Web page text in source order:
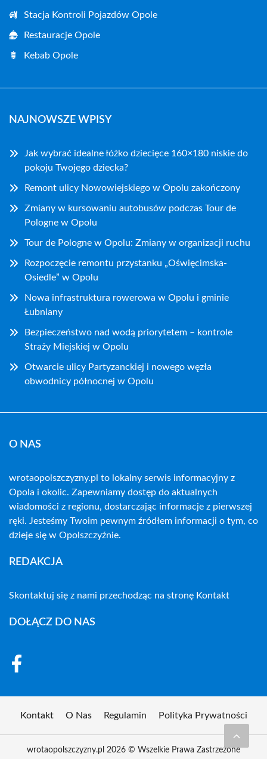
Stacja Kontroli Pojazdów Opole
Restauracje Opole
Kebab Opole
NAJNOWSZE WPISY
Jak wybrać idealne łóżko dziecięce 160×180 niskie do
pokoju Twojego dziecka?
Remont ulicy Nowowiejskiego w Opolu zakończony
Zmiany w kursowaniu autobusów podczas Tour de
Pologne w Opolu
Tour de Pologne w Opolu: Zmiany w organizacji ruchu
Rozpoczęcie remontu przystanku „Oświęcimska-
Osiedle” w Opolu
Nowa infrastruktura rowerowa w Opolu i gminie
Łubniany
Bezpieczeństwo nad wodą priorytetem – kontrole
Straży Miejskiej w Opolu
Otwarcie ulicy Partyzanckiej i nowego węzła
obwodnicy północnej w Opolu
O NAS
wrotaopolszczyzny.pl to lokalny serwis informacyjny z
Opola i okolic. Zapewniamy dostęp do aktualnych
wiadomości z regionu, dostarczając informacje z pierwszej
ręki. Jesteśmy Twoim pewnym źródłem informacji o tym, co
dzieje się w Opolszczyźnie.
REDAKCJA
Skontaktuj się z nami przechodząc na stronę Kontakt
DOŁĄCZ DO NAS
Kontakt O Nas Regulamin Polityka Prywatności
wrotaopolszczyzny.pl 2026 © Wszelkie Prawa Zastrzeżone